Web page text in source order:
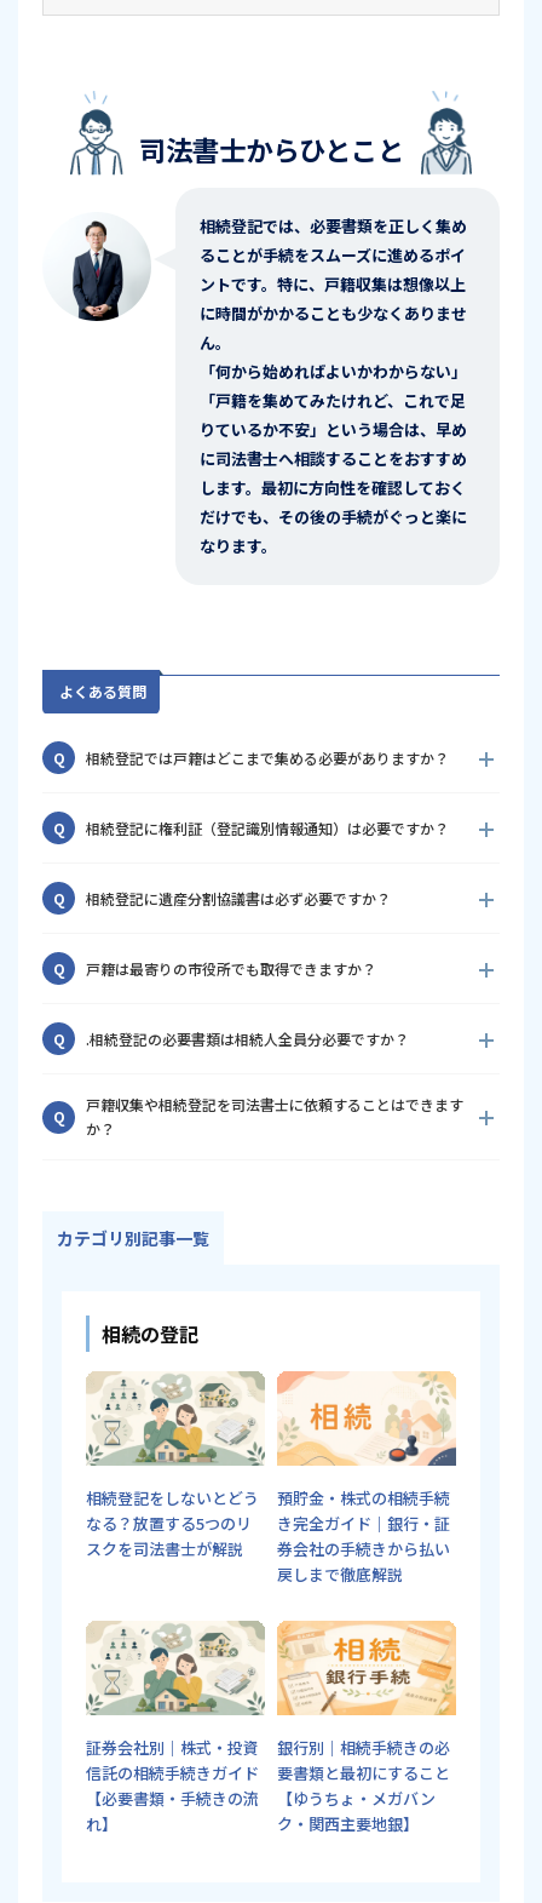
司法書士からひとこと
相続登記では、必要書類を正しく集め
ることが手続をスムーズに進めるポイ
ントです。特に、戸籍収集は想像以上
に時間がかかることも少なくありませ
ん。
「何から始めればよいかわからない」
「戸籍を集めてみたけれど、これで足
りているか不安」という場合は、早め
に司法書士へ相談することをおすすめ
します。最初に方向性を確認しておく
だけでも、その後の手続がぐっと楽に
なります。
よくある質問
Q 相続登記では戸籍はどこまで集める必要がありますか？
A
のすべての戸籍を集める必要があります。転籍や婚姻により本
Q 相続登記に権利証（登記識別情報通知）は必要ですか？
A
きます。ただし、被相続人の住所の沿革が確認できない場合な
Q 相続登記に遺産分割協議書は必ず必要ですか？
A
には、遺産分割協議書が不要となるケースがあります。一方、
Q 戸籍は最寄りの市役所でも取得できますか？
A
件を満たせば、本籍地以外の市区町村窓口でも戸籍を取得でき
用できないケースもあります。
Q .相続登記の必要書類は相続人全員分必要ですか？
行う場合には相続人全員の印鑑証明書が必要になります。
Q
戸籍収集や相続登記を司法書士に依頼することはできます
か？
などで忙しい方でもスムーズに手続きを進めることができま
す。
カテゴリ別記事一覧
相続の登記
相続登記をしないとどう
なる？放置する5つのリ
スクを司法書士が解説
預貯金・株式の相続手続
き完全ガイド｜銀行・証
券会社の手続きから払い
戻しまで徹底解説
証券会社別｜株式・投資
信託の相続手続きガイド
【必要書類・手続きの流
れ】
銀行別｜相続手続きの必
要書類と最初にすること
【ゆうちょ・メガバン
ク・関西主要地銀】